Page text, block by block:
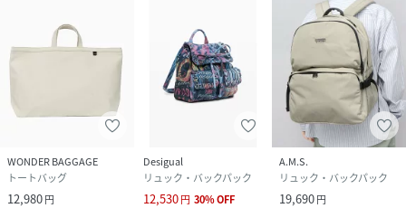
WONDER BAGGAGE
トートバッグ
12,980円
Desigual
リュック・バックパック
12,530円 30%OFF
A.M.S.
リュック・バックパック
19,690円